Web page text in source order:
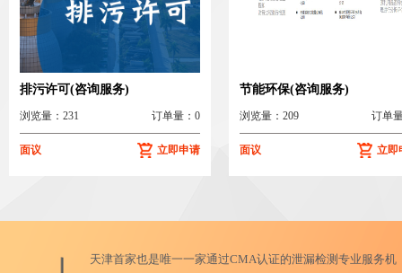
排污许可(咨询服务)
浏览量：231 订单量：0
面议 立即申请
节能环保(咨询服务)
浏览量：209 订单
面议 立即
天津首家也是唯一一家通过CMA认证的泄漏检测专业服务机